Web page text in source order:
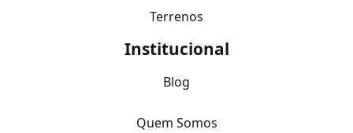
Terrenos
Institucional
Blog
Quem Somos